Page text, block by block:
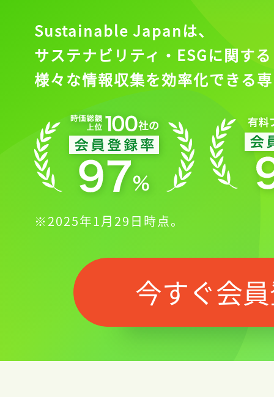
Sustainable Japanは、
サステナビリティ・ESGに関する
様々な情報収集を効率化できる
※2025年1月29日時点。
今すぐ会